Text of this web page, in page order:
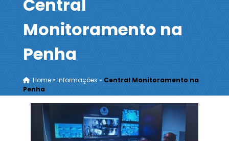
Central
Monitoramento na
Penha
Home» Informações » Central Monitoramento na
Penha